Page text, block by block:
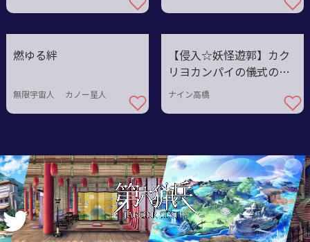
燃ゆる絆
無限宇宙人 カノー星人
【侵入☆妖怪遊郭】カク
リヨカンパイの儀式の
謎！
ナイン高橋